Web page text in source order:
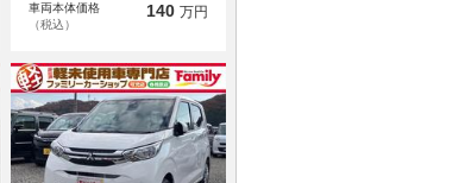
車両本体価格
（税込）
140 万円